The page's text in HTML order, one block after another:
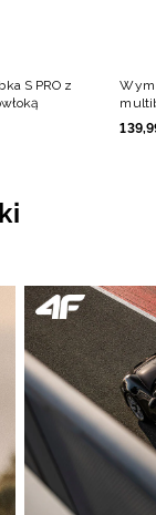
S PRO z
139,